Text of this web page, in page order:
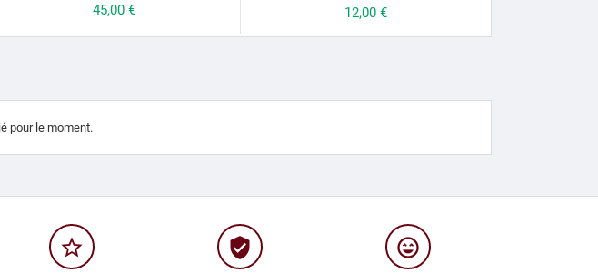
Prix
45,00 € Prix
12,00 €
pour le moment.
star_border verified_user sentiment_very_satisfied